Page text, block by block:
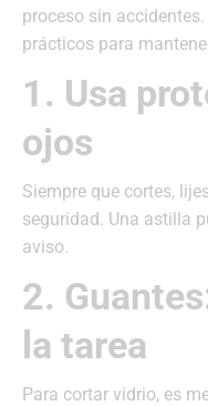
proceso sin
prácticos para
1. Usa
ojos
Siempre que cortes,
seguridad. Una astilla
aviso.
2.
la tarea
Para cortar vidrio, es